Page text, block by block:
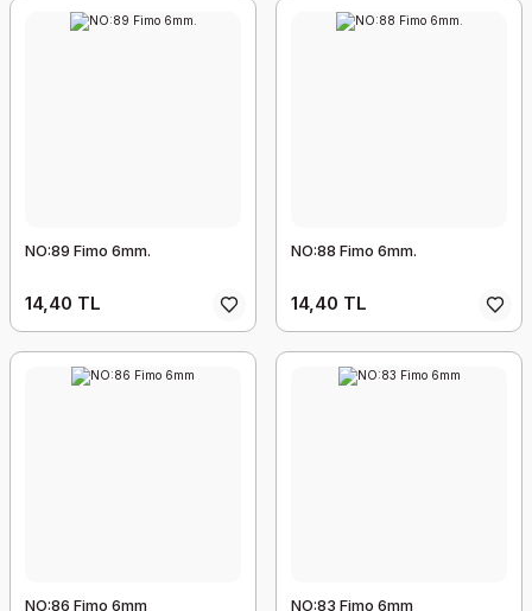
NO:89 Fimo 6mm.
14,40 TL
NO:88 Fimo 6mm.
14,40 TL
NO:86 Fimo 6mm NO:83 Fimo 6mm